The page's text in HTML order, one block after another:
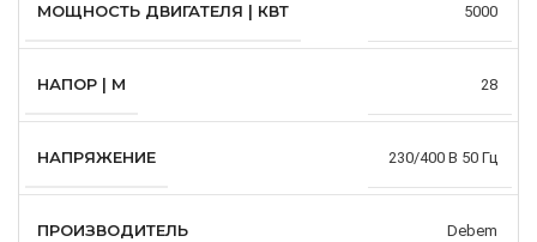
МОЩНОСТЬ ДВИГАТЕЛЯ | КВТ 5000
НАПОР | М 28
НАПРЯЖЕНИЕ 230/400 В 50 Гц
ПРОИЗВОДИТЕЛЬ Debem